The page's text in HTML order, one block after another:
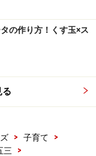
容をご確認くださ
ェック！
の作り方！くす玉×ス
る
> 子育て
>
三
>